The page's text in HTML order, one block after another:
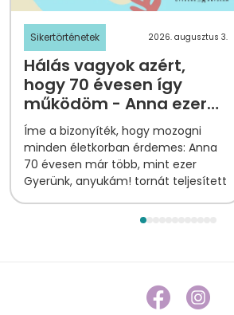
Sikertörténetek 2026. augusztus 3.
Hálás vagyok azért,
hogy 70 évesen így
működöm - Anna ezer
tornapontjának
története
Íme a bizonyíték, hogy mozogni
minden életkorban érdemes: Anna
70 évesen már több, mint ezer
Gyerünk, anyukám! tornát teljesített